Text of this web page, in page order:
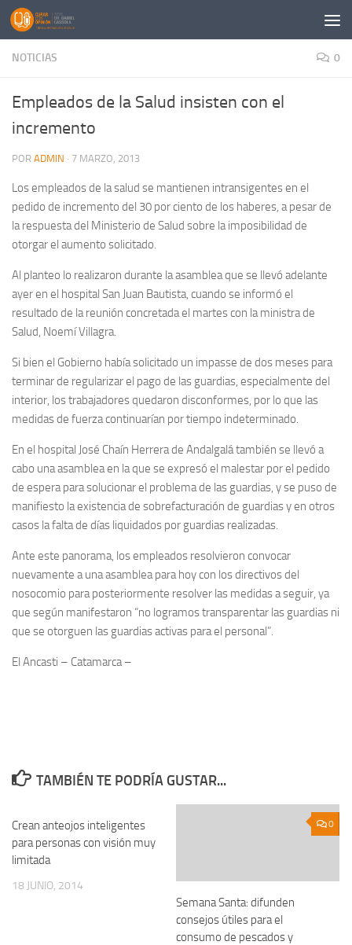
Saltar al contenido
NOTICIAS 0
Empleados de la Salud insisten con el
incremento
POR ADMIN · 7 MARZO, 2013
Los empleados de la salud se mantienen intransigentes en el
pedido de incremento del 30 por ciento de los haberes, a pesar de
la respuesta del Ministerio de Salud sobre la imposibilidad de
otorgar el aumento solicitado.
Al planteo lo realizaron durante la asamblea que se llevó adelante
ayer en el hospital San Juan Bautista, cuando se informó el
resultado de la reunión concretada el martes con la ministra de
Salud, Noemí Villagra.
Si bien el Gobierno había solicitado un impasse de dos meses para
terminar de regularizar el pago de las guardias, especialmente del
interior, los trabajadores quedaron disconformes, por lo que las
medidas de fuerza continuarían por tiempo indeterminado.
En el hospital José Chaín Herrera de Andalgalá también se llevó a
cabo una asamblea en la que se expresó el malestar por el pedido
de espera para solucionar el problema de las guardias, y se puso de
manifiesto la existencia de sobrefacturación de guardias y en otros
casos la falta de días liquidados por guardias realizadas.
Ante este panorama, los empleados resolvieron convocar
nuevamente a una asamblea para hoy con los directivos del
nosocomio para posteriormente resolver las medidas a seguir, ya
que según manifestaron “no logramos transparentar las guardias ni
que se otorguen las guardias activas para el personal”.
El Ancasti – Catamarca –
TAMBIÉN TE PODRÍA GUSTAR...
Crean anteojos inteligentes
para personas con visión muy
limitada
18 JUNIO, 2014
0
Semana Santa: difunden
consejos útiles para el
consumo de pescados y